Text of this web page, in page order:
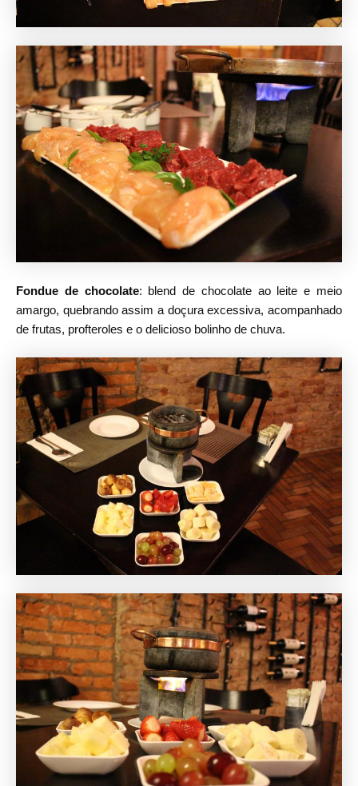
Fondue de chocolate: blend de chocolate ao leite e meio
amargo, quebrando assim a doçura excessiva, acompanhado
de frutas, profteroles e o delicioso bolinho de chuva.